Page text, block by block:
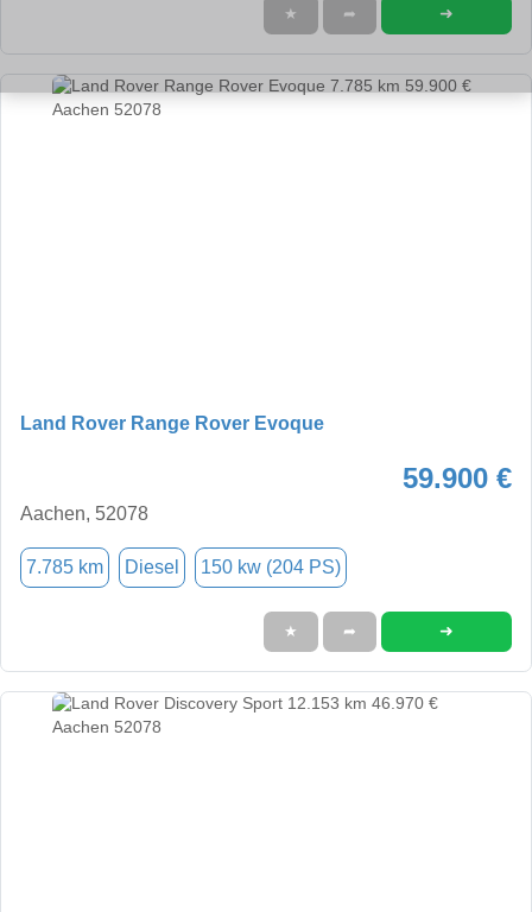
★ ➦ ➜
Land Rover Range Rover Evoque
59.900 €
Aachen, 52078
7.785 km Diesel 150 kw (204 PS)
★ ➦ ➜